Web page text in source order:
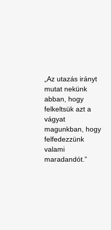
„Az utazás irányt
mutat nekünk
abban, hogy
felkeltsük azt a
vágyat
magunkban, hogy
felfedezzünk
valami
maradandót.”